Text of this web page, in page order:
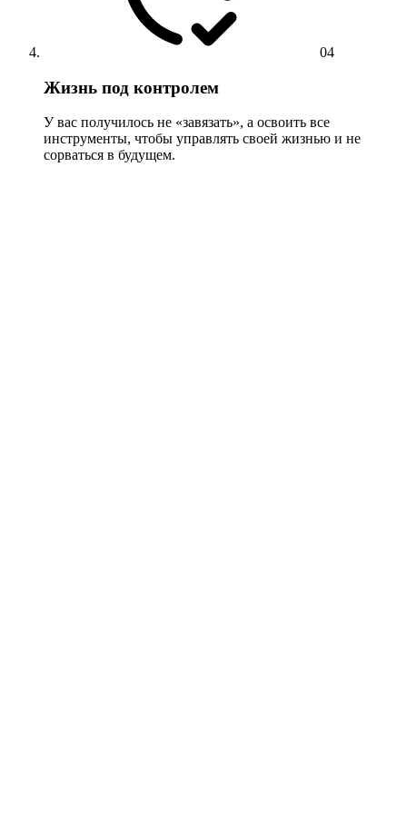
04
Жизнь под контролем
У вас получилось не «завязать», а освоить все
инструменты, чтобы управлять своей жизнью и не
сорваться в будущем.